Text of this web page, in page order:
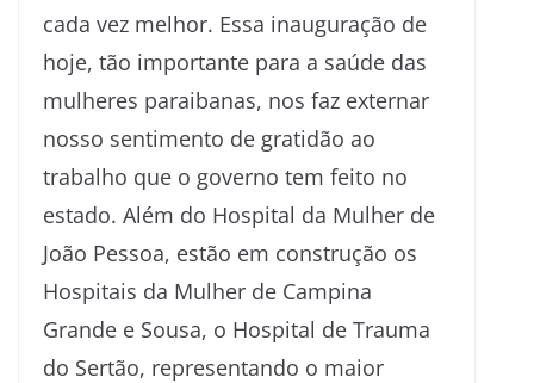
cada vez melhor. Essa inauguração de
hoje, tão importante para a saúde das
mulheres paraibanas, nos faz externar
nosso sentimento de gratidão ao
trabalho que o governo tem feito no
estado. Além do Hospital da Mulher de
João Pessoa, estão em construção os
Hospitais da Mulher de Campina
Grande e Sousa, o Hospital de Trauma
do Sertão, representando o maior